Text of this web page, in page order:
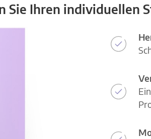
Sie Ihren individuellen